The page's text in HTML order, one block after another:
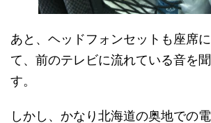
あと、ヘッドフォンセットも座席
て、前のテレビに流れている音を
す。
しかし、かなり北海道の奥地での